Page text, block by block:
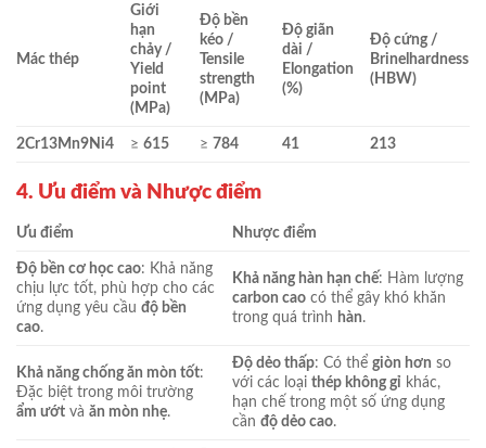
Mác thép
Giới
hạn
chảy /
Yield
point
(MPa)
Độ bền
kéo /
Tensile
strength
(MPa)
Độ giãn
dài /
Elongation
(%)
Độ cứng /
Brinelhardness
(HBW)
2Cr13Mn9Ni4 ≥615 ≥784 41 213
4. Ưu điểm và Nhược điểm
Ưu điểm Nhược điểm
Độ bền cơ học cao: Khả năng
chịu lực tốt, phù hợp cho các
ứng dụng yêu cầu độ bền
cao.
Khả năng hàn hạn chế: Hàm lượng
carbon cao có thể gây khó khăn
trong quá trình hàn.
Khả năng chống ăn mòn tốt:
Đặc biệt trong môi trường
ẩm ướt và ăn mòn nhẹ.
Độ dẻo thấp: Có thểgiòn hơn so
với các loạithép không gỉ khác,
hạn chế trong một số ứng dụng
cầnđộ dẻo cao.